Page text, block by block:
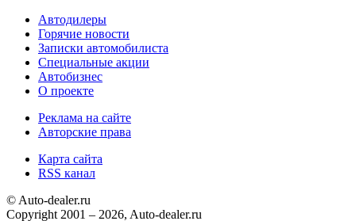
Автодилеры
Горячие новости
Записки автомобилиста
Специальные акции
Автобизнес
О проекте
Реклама на сайте
Авторские права
Карта сайта
RSS канал
© Auto-dealer.ru
Copyright 2001 – 2026, Auto-dealer.ru